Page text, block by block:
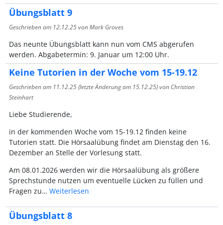
Übungsblatt 9
Geschrieben am 12.12.25von Mark Groves
Das neunte Übungsblatt kann nun vom CMS abgerufen
werden. Abgabetermin: 9. Januar um 12:00 Uhr.
Keine Tutorien in der Woche vom 15-19.12
Geschrieben am 11.12.25(letzte Änderung am 15.12.25) von Christian
Steinhart
Liebe Studierende,
in der kommenden Woche vom 15-19.12 finden keine
Tutorien statt. Die Hörsaalübung findet am Dienstag den 16.
Dezember an Stelle der Vorlesung statt.
Am 08.01.2026 werden wir die Hörsaalübung als größere
Sprechstunde nutzen um eventuelle Lücken zu füllen und
Fragen zu… Weiterlesen
Übungsblatt 8